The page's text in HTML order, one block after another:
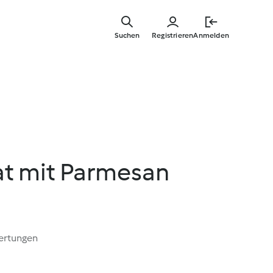
springen
RegistrierenAnmelden
Suchen
mit Parmesan